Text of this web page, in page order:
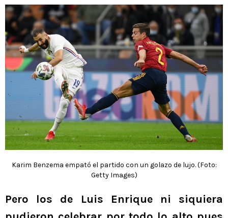
Karim Benzema empató el partido con un golazo de lujo. (Foto:
Getty Images)
Pero los de Luis Enrique ni siquiera